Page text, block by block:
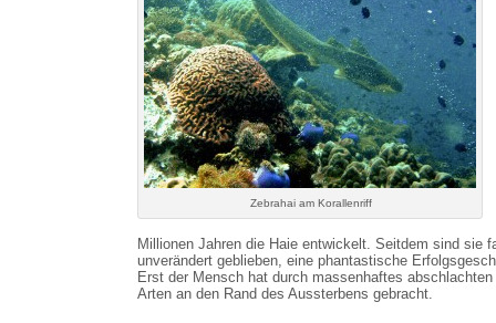
Zebrahai am Korallenriff
Millionen Jahren die Haie entwickelt. Seitdem sind sie
unverändert geblieben, eine phantastische
Erst der Mensch hat durch massenhaftes
Arten an den Rand des Aussterbens gebracht.